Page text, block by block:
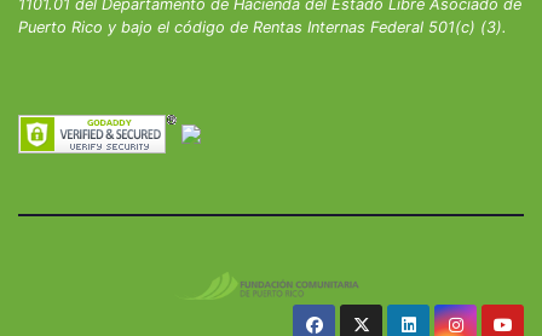
1101.01 del Departamento de Hacienda del Estado Libre Asociado de
Puerto Rico y bajo el código de Rentas Internas Federal 501(c) (3).